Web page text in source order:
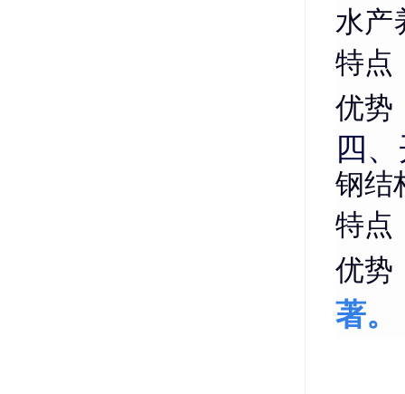
水产
特点
优势
四
钢结
特点
优势
著。